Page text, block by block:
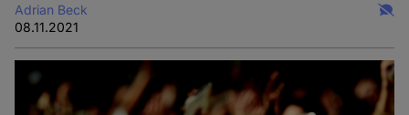
Adrian Beck
08.11.2021